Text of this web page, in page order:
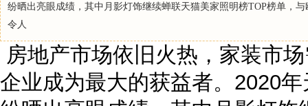
纷晒出亮眼成绩，其中月影灯饰继续蝉联天猫美家照明榜TOP榜单，
令人
房地产市场依旧火热，家装市
企业成为最大的获益者。2020